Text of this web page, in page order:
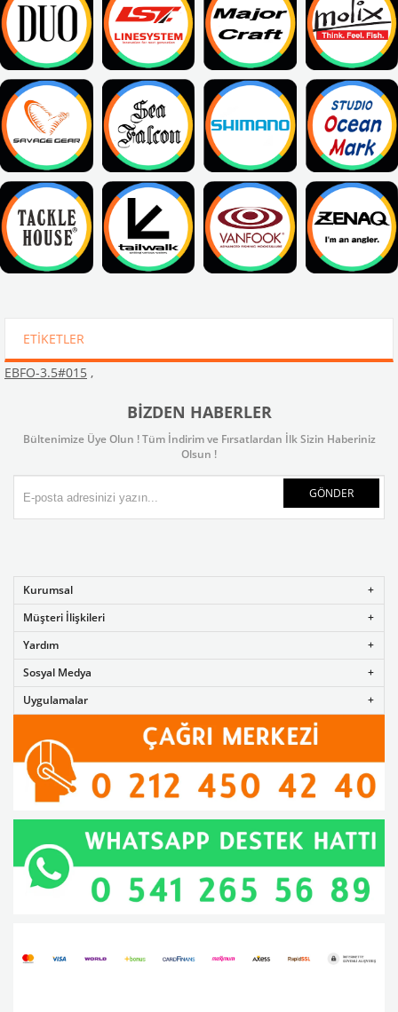
ETIKETLER
EBFO-3.5#015 ,
BIZDEN HABERLER
Bültenimize Üye Olun ! Tüm İndirim ve Fırsatlardan İlk Sizin Haberiniz
Olsun !
GÖNDER
Kurumsal
Müşteri İlişkileri
Yardım
Sosyal Medya
Uygulamalar